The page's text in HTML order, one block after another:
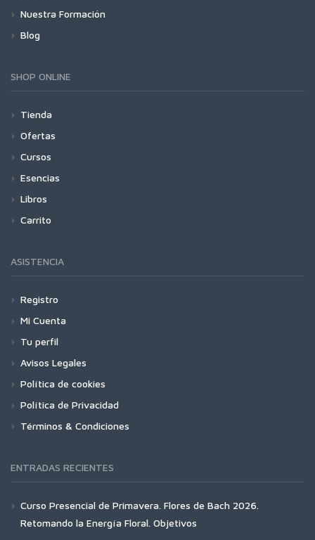
Nuestra Formación
Blog
SHOP ONLINE
Tienda
Ofertas
Cursos
Esencias
Libros
Carrito
ASISTENCIA
Registro
Mi Cuenta
Tu perfil
Avisos Legales
Política de cookies
Política de Privacidad
Términos & Condiciones
ENTRADAS RECIENTES
Curso Presencial de Primavera. Flores de Bach 2026.
Retomando la Energía Floral. Objetivos